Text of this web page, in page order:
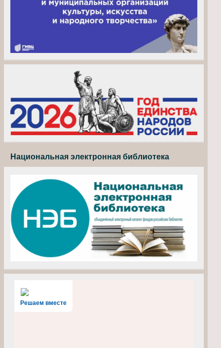
Национальная электронная библиотека
Решаем вместе